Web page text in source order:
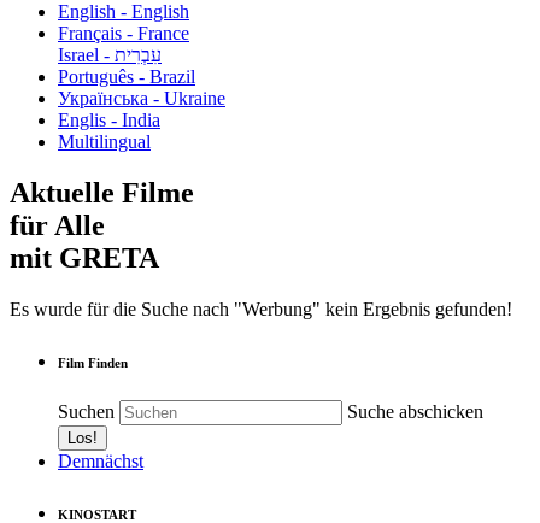
English - English
Français - France
עִבְרִית - Israel
Português - Brazil
Українська - Ukraine
Englis - India
Multilingual
Aktuelle Filme
für Alle
mit GRETA
Es wurde für die Suche nach "Werbung" kein Ergebnis gefunden!
Film Finden
Suchen Suche abschicken
Demnächst
KINOSTART